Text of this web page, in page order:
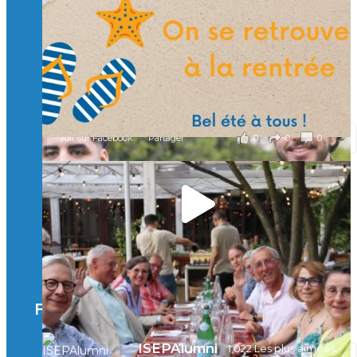
🎯 Taxe d’apprentissage 2026 : avec l'Isep, investissez pour
un numérique au service de l'humain !
À l’Isep, nous formons des ingénieurs, des bachelors, des
Mastères Spécialisés, qui allient excellence technologique et
valeurs humaines, au cœur de notre pro
...Voir plus
il y a 2 mois
0 0 0
Voir sur Facebook · Partager
🚀Afterwork à Genève 🚀
🥳 Le 22 avril dernier, 14 Alumni vivant / travaillant
en Suisse ont partagé un moment convivial de
retrouvailles et d'échanges !
Merci à tous pour votre présence et à Alexandre
CHEA pour l'organisation !
il y a 3 mois
Facebook
ISEPAlumni 1,022 Les plus aimées